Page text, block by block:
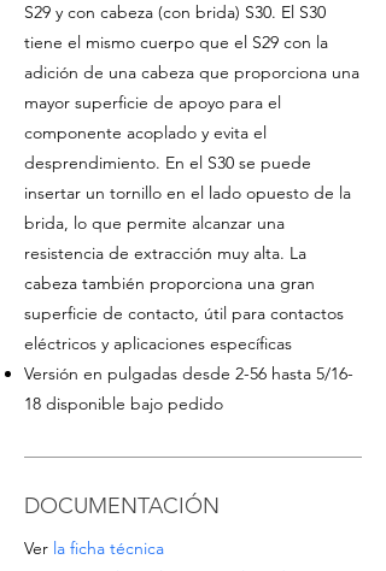
S29 y con cabeza (con brida) S30. El S30
tiene el mismo cuerpo que el S29 con la
adición de una cabeza que proporciona una
mayor superficie de apoyo para el
componente acoplado y evita el
desprendimiento. En el S30 se puede
insertar un tornillo en el lado opuesto de la
brida, lo que permite alcanzar una
resistencia de extracción muy alta. La
cabeza también proporciona una gran
superficie de contacto, útil para contactos
eléctricos y aplicaciones específicas
Versión en pulgadas desde 2-56 hasta 5/16-
18 disponible bajo pedido
DOCUMENTACIÓN
Ver la ficha técnica